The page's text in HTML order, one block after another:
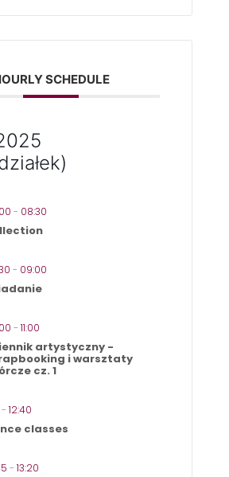
SCHEDULE
- 08:30
- 09:00
- 11:00
artystyczny -
i warsztaty
cz. 1
- 12:40
classes
- 13:20